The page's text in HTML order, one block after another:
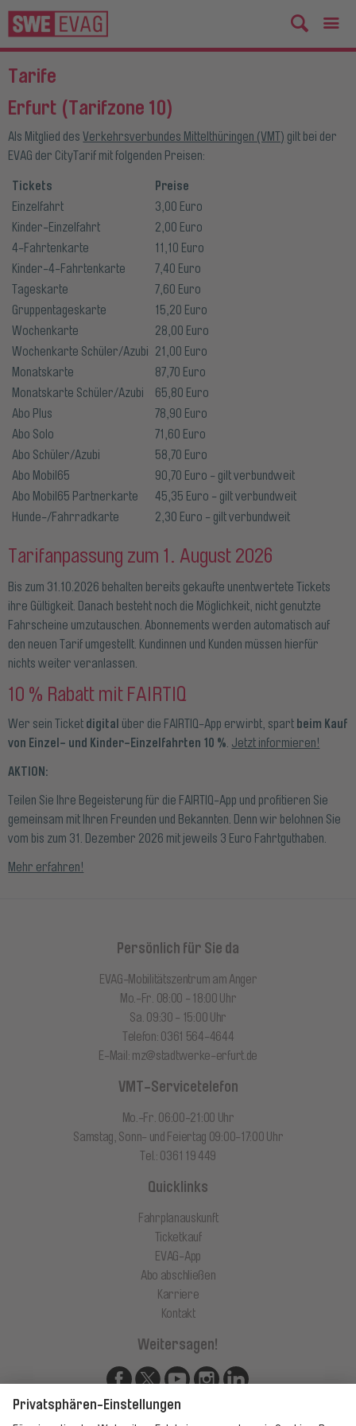
Tarife
Erfurt (Tarifzone 10)
Als Mitglied desVerkehrsverbundes Mittelthüringen (VMT) gilt bei der
EVAG der CityTarif mit folgenden Preisen:
Tickets Preise
Einzelfahrt
3,00 Euro
Kinder-Einzelfahrt
2,00 Euro
4-Fahrtenkarte
11,10 Euro
Kinder-4-Fahrtenkarte
7,40 Euro
Tageskarte
7,60 Euro
Gruppentageskarte
15,20 Euro
Wochenkarte
28,00 Euro
Wochenkarte Schüler/Azubi 21,00 Euro
Monatskarte
87,70 Euro
Monatskarte Schüler/Azubi
65,80 Euro
Abo Plus
78,90 Euro
Abo Solo
71,60 Euro
Abo Schüler/Azubi
58,70 Euro
Abo Mobil65
90,70 Euro - gilt verbundweit
Abo Mobil65 Partnerkarte
45,35 Euro - gilt verbundweit
Hunde-/Fahrradkarte
2,30 Euro - gilt verbundweit
Tarifanpassung zum 1. August 2026
Bis zum 31.10.2026 behalten bereits gekaufte unentwertete Tickets
ihre Gültigkeit. Danach besteht noch die Möglichkeit, nicht genutzte
Fahrscheine umzutauschen. Abonnements werden automatisch auf
den neuen Tarif umgestellt. Kundinnen und Kunden müssen hierfür
nichts weiter veranlassen.
10 % Rabatt mit FAIRTIQ
Wer sein Ticket digital über die FAIRTIQ-App erwirbt, spart beim Kauf
von Einzel- und Kinder-Einzelfahrten 10 %. Jetzt informieren!
AKTION:
Teilen Sie Ihre Begeisterung für die FAIRTIQ-App und profitieren Sie
gemeinsam mit Ihren Freunden und Bekannten. Denn wir belohnen Sie
vom bis zum 31. Dezember 2026 mit jeweils 3 Euro Fahrtguthaben.
Mehr erfahren!
Persönlich für Sie da
EVAG-Mobilitätszentrum am Anger
Mo.-Fr. 08:00 - 18:00 Uhr
Sa. 09:30 - 15:00 Uhr
Telefon: 0361 564-4644
E-Mail: mz@stadtwerke-erfurt.de
VMT-Servicetelefon
Mo.-Fr. 06:00-21:00 Uhr
Samstag, Sonn- und Feiertag 09:00-17:00 Uhr
Tel.: 0361 19 449
Quicklinks
Fahrplanauskunft
Ticketkauf
EVAG-App
Abo abschließen
Karriere
Kontakt
Weitersagen!